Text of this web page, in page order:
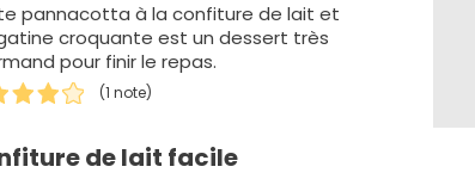
pannacotta à la confiture de lait et
croquante est un dessert très
pour finir le repas.
(1 note)
de lait facile